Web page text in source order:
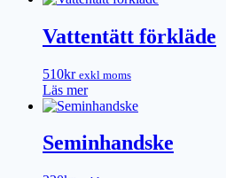
Vattentätt förkläde
510kr exkl moms
Läs mer
Seminhandske